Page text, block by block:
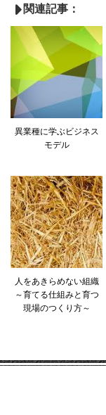
関連記事：
異業種に学ぶビジネス
モデル
人をあきらめない組織
～育てる仕組みと育つ
現場のつくり方～